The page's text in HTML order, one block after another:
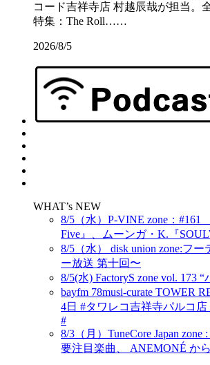
コード吉祥寺店 村越辰哉が担当。
特集：The Roll……
2026/8/5
WHAT’s NEW
8/5（水）P-VINE zone：
Five』、ムーンガ・K.『
8/5（水） disk union zone:フ
ー放送 第十回〜
8/5(水) FactoryS zone vol. 173
bayfm 78musi-curate TOWER
4日 #タワレコ吉祥寺パルコ店
#
8/3（月）TuneCore Japan zone
要注目楽曲、 ANEMONÉ か